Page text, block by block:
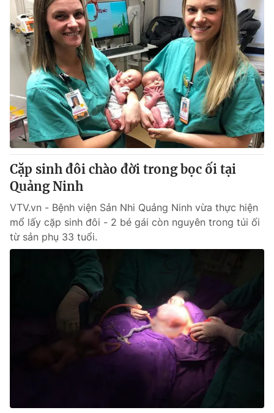
Cặp sinh đôi chào đời trong bọc ối tại
Quảng Ninh
VTV.vn - Bệnh viện Sản Nhi Quảng Ninh vừa thực hiện
mổ lấy cặp sinh đôi - 2 bé gái còn nguyên trong túi ối
từ sản phụ 33 tuổi.